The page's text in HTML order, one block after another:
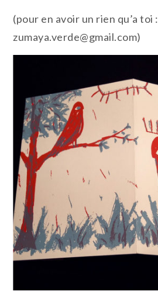
(pour en avoir un rien qu’a toi :
zumaya.verde@gmail.com)